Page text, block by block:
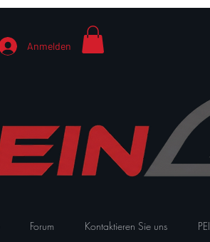
Anmelden
Forum Kontaktieren Sie uns